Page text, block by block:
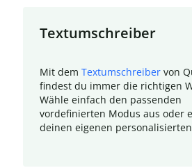
Textumschreiber
Mit dem Textumschreiber von
findest du immer die richtigen
Wähle einfach den passenden
vordefinierten Modus aus oder
deinen eigenen